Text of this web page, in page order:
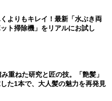
よりもキレイ！最新「水ぶき両
ト掃除機」をリアルにお試し
重ねた研究と匠の技。「艶髪」
た1本で、大人髪の魅力を再発見